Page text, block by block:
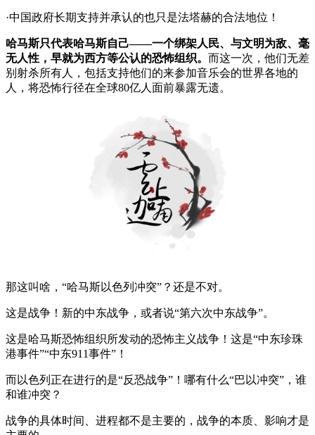
·中国政府长期支持并承认的也只是法塔赫的合法地位！
哈马斯只代表哈马斯自己——一个绑架人民、与文明为敌、毫
无人性，早就为西方等公认的恐怖组织。 而这一次，他们无差
别射杀所有人，包括支持他们的来参加音乐会的世界各地的
人，将恐怖行径在全球80亿人面前暴露无遗。
那这叫啥，“哈马斯以色列冲突”？还是不对。
这是战争！新的中东战争，或者说“第六次中东战争”。
这是哈马斯恐怖组织所发动的恐怖主义战争！这是“中东珍珠
港事件”“中东911事件”！
而以色列正在进行的是“反恐战争”！哪有什么“巴以冲突”，谁
和谁冲突？
战争的具体时间、进程都不是主要的，战争的本质、影响才是